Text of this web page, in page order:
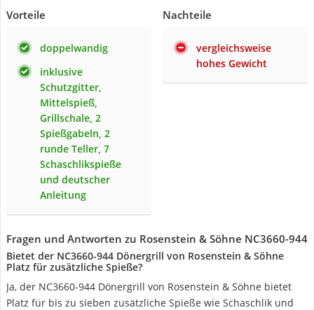
Vorteile
doppelwandig
inklusive
Schutzgitter,
Mittelspieß,
Grillschale, 2
Spießgabeln, 2
runde Teller, 7
Schaschlikspieße
und deutscher
Anleitung
Nachteile
vergleichsweise
hohes Gewicht
Fragen und Antworten zu Rosenstein & Söhne NC3660-944
Bietet der NC3660-944 Dönergrill von Rosenstein & Söhne
Platz für zusätzliche Spieße?
Ja, der NC3660-944 Dönergrill von Rosenstein & Söhne bietet
Platz für bis zu sieben zusätzliche Spieße wie Schaschlik und